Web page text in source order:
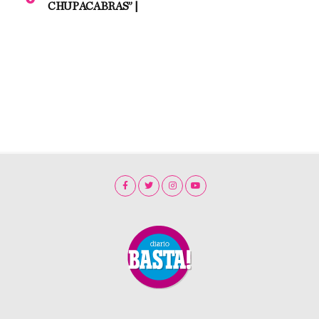
CHUPACABRAS” |